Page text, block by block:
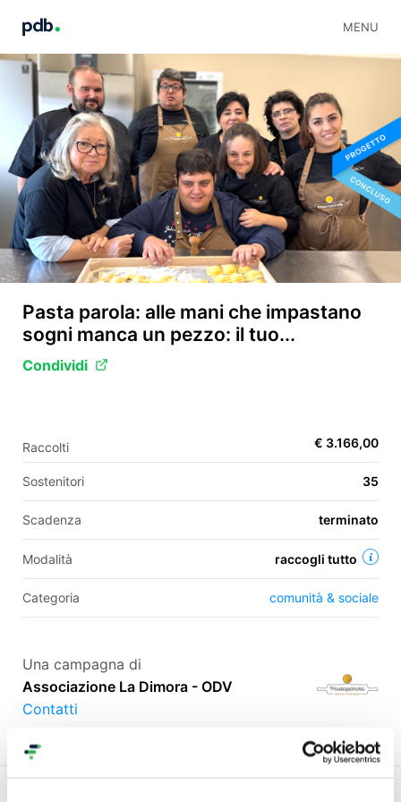
MENU
IT
EN
FR
ES
Pasta parola: alle mani che impastano
sogni manca un pezzo: il tuo...
Condividi
Raccolti € 3.166,00
Sostenitori 35
Scadenza terminato
Modalità raccogli tutto
Categoria comunità & sociale
Una campagna di
Associazione La Dimora - ODV
Contatti